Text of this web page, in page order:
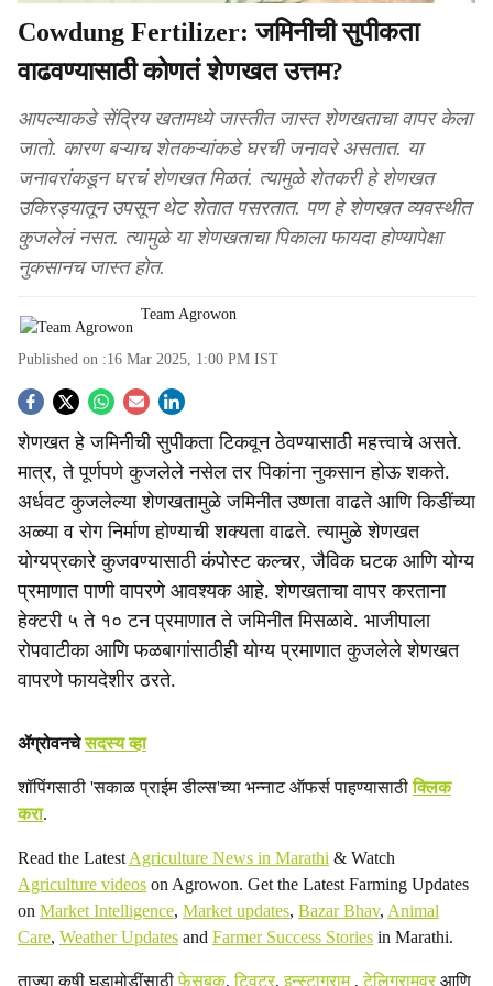
Cowdung Fertilizer: जमिनीची सुपीकता
वाढवण्यासाठी कोणतं शेणखत उत्तम?
आपल्याकडे सेंद्रिय खतामध्ये जास्तीत जास्त शेणखताचा वापर केला
जातो. कारण बऱ्याच शेतकऱ्यांकडे घरची जनावरे असतात. या
जनावरांकडून घरचं शेणखत मिळतं. त्यामुळे शेतकरी हे शेणखत
उकिरड्यातून उपसून थेट शेतात पसरतात. पण हे शेणखत व्यवस्थीत
कुजलेलं नसत. त्यामुळे या शेणखताचा पिकाला फायदा होण्यापेक्षा
नुकसानच जास्त होत.
Team Agrowon
Published on :16 Mar 2025, 1:00 PM IST
S
o
c
i
a
l
s
r
e
शेणखत हे जमिनीची सुपीकता टिकवून ठेवण्यासाठी महत्त्वाचे असते.
मात्र, ते पूर्णपणे कुजलेले नसेल तर पिकांना नुकसान होऊ शकते.
अर्धवट कुजलेल्या शेणखतामुळे जमिनीत उष्णता वाढते आणि किडींच्या
अळ्या व रोग निर्माण होण्याची शक्यता वाढते. त्यामुळे शेणखत
योग्यप्रकारे कुजवण्यासाठी कंपोस्ट कल्चर, जैविक घटक आणि योग्य
प्रमाणात पाणी वापरणे आवश्यक आहे. शेणखताचा वापर करताना
हेक्टरी ५ ते १० टन प्रमाणात ते जमिनीत मिसळावे. भाजीपाला
रोपवाटीका आणि फळबागांसाठीही योग्य प्रमाणात कुजलेले शेणखत
वापरणे फायदेशीर ठरते.
ॲग्रोवनचेसदस्य व्हा
शॉपिंगसाठी 'सकाळ प्राईम डील्स'च्या भन्नाट ऑफर्स पाहण्यासाठीक्लिक
करा.
Read the Latest Agriculture News in Marathi & Watch
Agriculture videos on Agrowon. Get the Latest Farming Updates
on Market Intelligence, Market updates, Bazar Bhav, Animal
Care, Weather Updates and Farmer Success Stories in Marathi.
ताज्या कृषी घडामोडींसाठीफेसबुक,ट्विटर,इन्स्टाग्राम ,टेलिग्रामवरआणि